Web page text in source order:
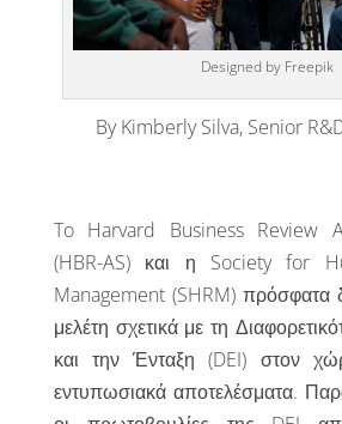
Designed by Freepik
By Kimberly Silva, Senior
To Harvard Business Review
(HBR-AS) και η Society for
Management (SHRM) πρόσφατα
μελέτη σχετικά με τη
και την Ένταξη (DEI) στον
εντυπωσιακά αποτελέσματα.